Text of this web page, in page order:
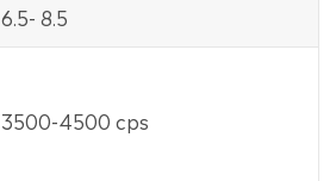
6.5- 8.5
3500-4500 cps